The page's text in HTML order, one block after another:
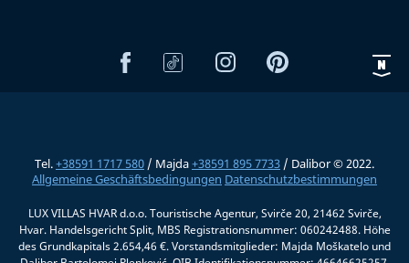
Tel.+38591 1717 580 / Majda+38591 895 7733 / Dalibor © 2022.
Allgemeine Geschäftsbedingungen Datenschutzbestimmungen
LUX VILLAS HVAR d.o.o. Touristische Agentur, Svirče 20, 21462 Svirče,
Hvar. Handelsgericht Split, MBS Registrationsnummer: 060242488. Höhe
des Grundkapitals 2.654,46 €. Vorstandsmitglieder: Majda Moškatelo und